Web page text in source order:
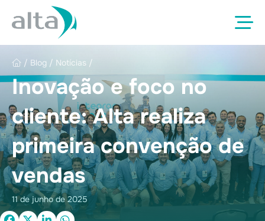
/ Blog / Notícias /
Inovação e foco no
cliente: Alta realiza
primeira convenção de
vendas
11 de junho de 2025